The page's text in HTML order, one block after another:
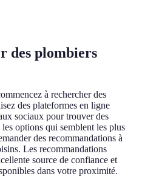
des plombiers
à rechercher des
des plateformes en ligne
sociaux pour trouver des
options qui semblent les plus
des recommandations à
Les recommandations
source de confiance et
dans votre proximité.